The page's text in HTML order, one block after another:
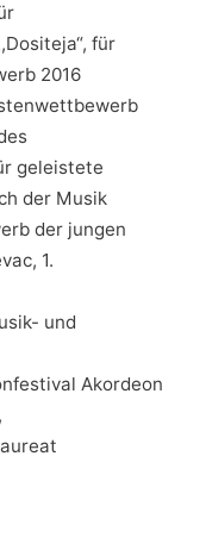
für
2016
geleistete
der Musik
der jungen
1.
und
Akordeon